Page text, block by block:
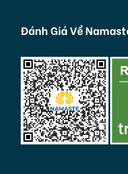
Đánh Giá Về